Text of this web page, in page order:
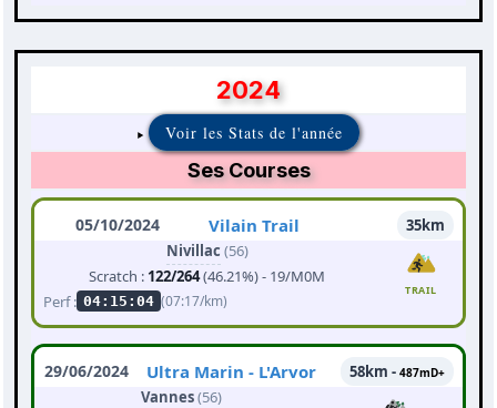
2024
Voir les Stats de l'année
Ses Courses
05/10/2024 Vilain Trail
35km
Nivillac (56)
Scratch : 122/264(46.21%) - 19/M0M
Perf : 04:15:04 (07:17/km)
TRAIL
29/06/2024 Ultra Marin - L'Arvor 58km - 487mD+
Vannes(56)